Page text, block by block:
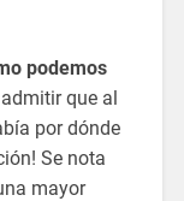
podemos
que al
por dónde
Se nota
mayor